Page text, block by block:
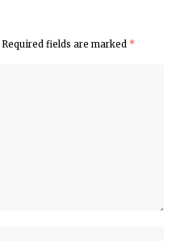
Required fields are marked *